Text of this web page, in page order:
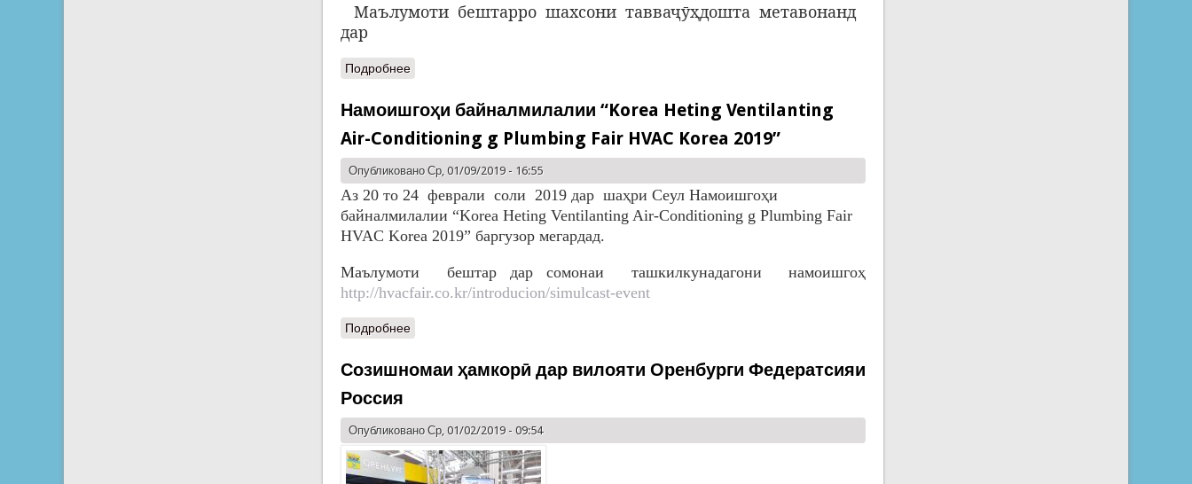
Маълумоти бештарро шахсони тавваҷӯҳдошта метавонанд
дар
Подробнее
Намоишгоҳи байналмилалии “Korea Heting Ventilanting
Air-Conditioning g Plumbing Fair HVAC Korea 2019”
Опубликовано Ср, 01/09/2019 - 16:55
Аз 20 то 24 феврали соли 2019 дар шаҳри Сеул Намоишгоҳи
байналмилалии “Korea Heting Ventilanting Air-Conditioning g Plumbing Fair
HVAC Korea 2019” баргузор мегардад.
Маълумоти бештар дар сомонаи ташкилкунадагони намоишгоҳ
http://hvacfair.co.kr/introducion/simulcast-event
Подробнее
Созишномаи ҳамкорӣ дар вилояти Оренбурги Федератсияи
Россия
Опубликовано Ср, 01/02/2019 - 09:54